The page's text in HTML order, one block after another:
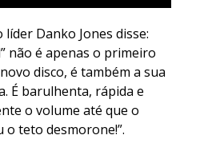
Danko Jones disse:
não é apenas o primeiro
disco, é também a sua
É barulhenta, rápida e
o volume até que o
teto desmorone!”.